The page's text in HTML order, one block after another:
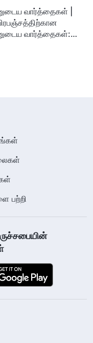
வார்த்தைகள் |
வார்த்தைகள்:
பற்றி